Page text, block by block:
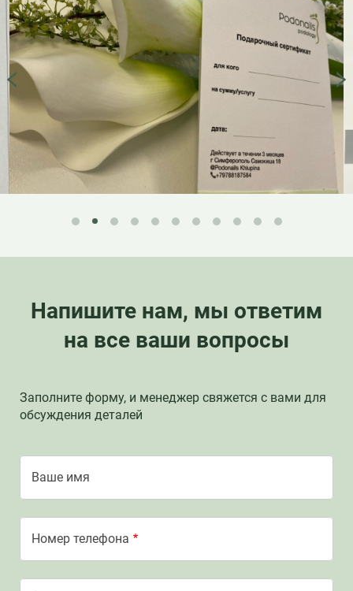
Напишите нам, мы ответим
на все ваши вопросы
Заполните форму, и менеджер свяжется с вами для
обсуждения деталей
Ваше имя
Номер телефона